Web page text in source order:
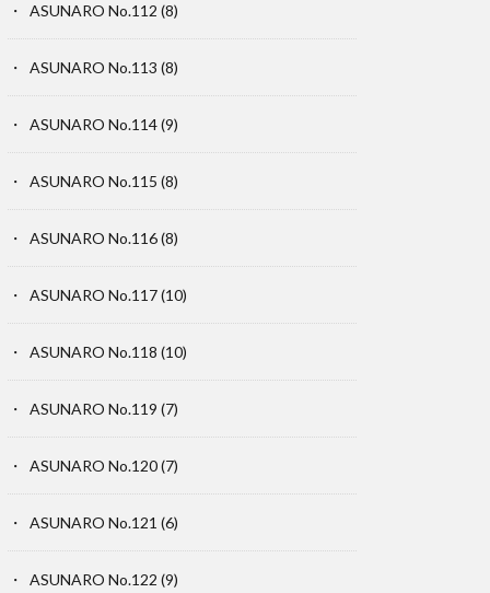
ASUNARO No.112 (8)
ASUNARO No.113 (8)
ASUNARO No.114(9)
ASUNARO No.115 (8)
ASUNARO No.116(8)
ASUNARO No.117(10)
ASUNARO No.118 (10)
ASUNARO No.119 (7)
ASUNARO No.120(7)
ASUNARO No.121 (6)
ASUNARO No.122 (9)